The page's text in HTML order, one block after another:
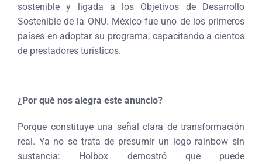
sostenible y ligada a los Objetivos de Desarrollo
Sostenible de la ONU. México fue uno de los primeros
países en adoptar su programa, capacitando a cientos
de prestadores turísticos.
¿Por qué nos alegra este anuncio?
Porque constituye una señal clara de transformación
real. Ya no se trata de presumir un logo rainbow sin
sustancia: Holbox demostró que puede